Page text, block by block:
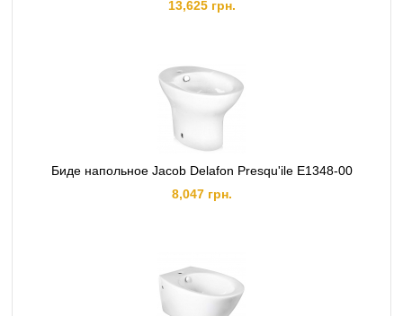
13,625 грн.
Биде напольное Jacob Delafon Presqu'ile E1348-00
8,047 грн.